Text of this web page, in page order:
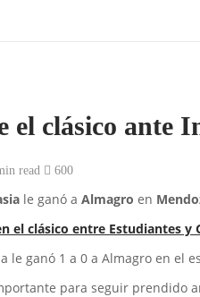
el clásico ante
read 600
le ganó a Almagro en
el clásico entre Estudiantes y
le ganó 1 a 0 a Almagro en el
para seguir prendido